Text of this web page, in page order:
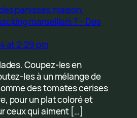
panisses maison,
marseillais ? – Des
at 2:29 pm
Coupez-les en
les à un mélange de
des tomates cerises
pour un plat coloré et
ceux qui aiment […]